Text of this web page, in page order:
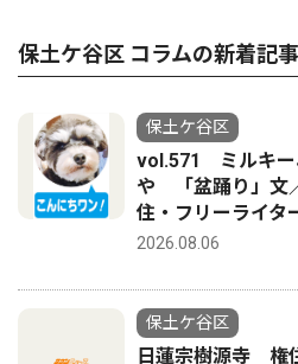
保土ケ谷区 コラムの新着記事
保土ケ谷区
vol.571 ミルキー
や 「盆踊り」文
住・フリーライタ
2026.08.06
保土ケ谷区
日蓮宗樹源寺 権